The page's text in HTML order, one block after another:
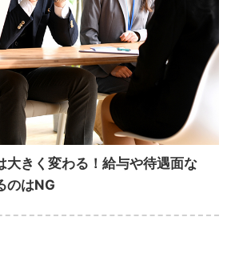
大きく変わる！給与や待遇面な
のはNG